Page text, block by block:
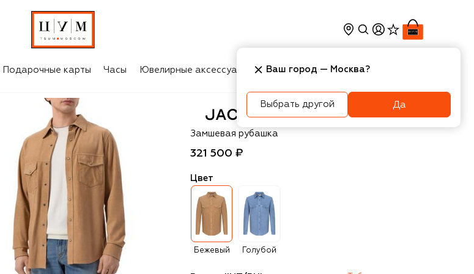
Подарочные карты Часы Ювелирные аксессуары Косметика Интерьер
Jacob Cohen
Замшевая рубашка
321 500 ₽
Цвет
Бежевый Голубой
Ваш город — Москва?
Выбрать другой Да